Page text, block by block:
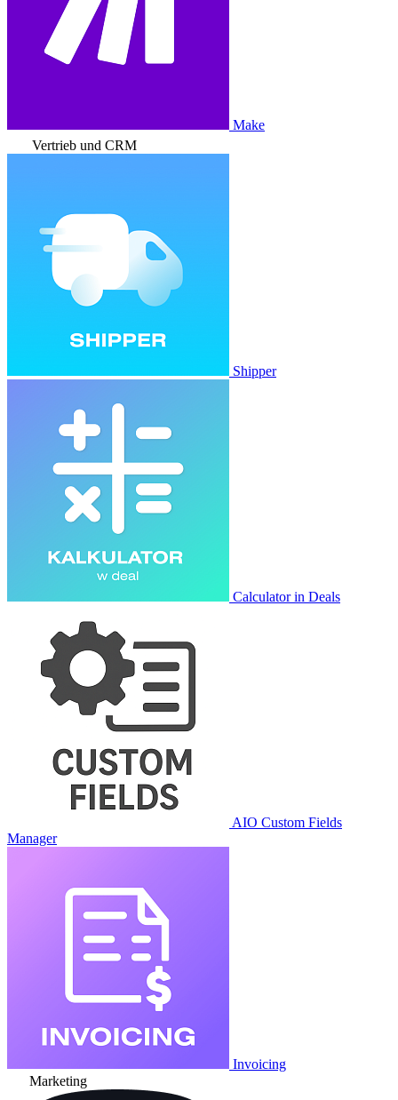
Make
Vertrieb und CRM
Shipper
Calculator in Deals
AIO Custom Fields
Manager
Invoicing
Marketing